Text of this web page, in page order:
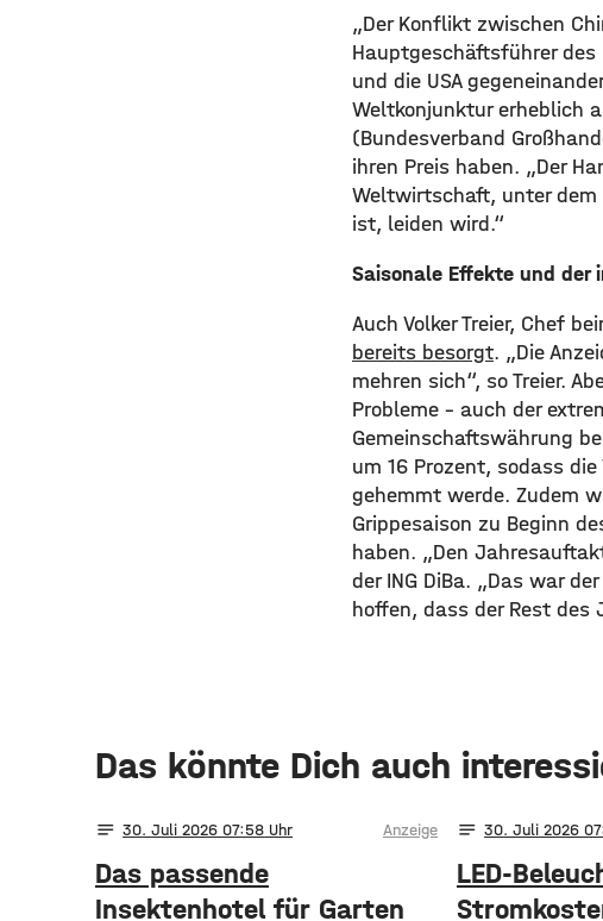
„Der Konflikt zwischen
Hauptgeschäftsführer des
und die USA
Weltkonjunktur erheblich
(Bundesverband
ihren Preis haben. „Der
Weltwirtschaft, unter
ist, leiden wird.“
Saisonale Effekte und der
Auch Volker Treier, Chef
bereits besorgt. „Die
mehren sich“, so Treier.
Probleme – auch der
Gemeinschaftswährung
um 16 Prozent, sodass
gehemmt werde. Zudem
Grippesaison zu Beginn
haben. „Den
der ING DiBa. „Das war
hoffen, dass der Rest des
Das könnte Dich auch
notes 30. Juli 2026 07:58 Anzeige
Das passende
Insektenhotel für Garten
notes 30. Juli 2026
LED-